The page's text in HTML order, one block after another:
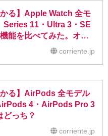
かる】Apple Watch 全モ
Series 11・Ultra 3・SE
能を比べてみた。オス
corriente.jp
かる】AirPods 全モデル
4・AirPods Pro 3
どっち？
corriente.jp